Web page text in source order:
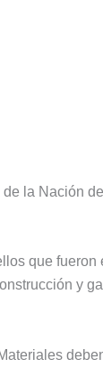
la Nación
que fueron
y